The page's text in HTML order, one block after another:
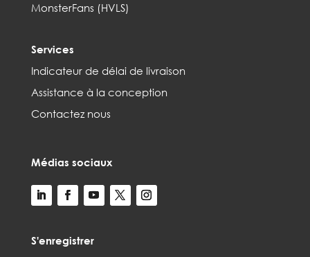
MonsterFans (HVLS)
Services
Indicateur de délai de livraison
Assistance à la conception
Contactez nous
Médias sociaux
S'enregistrer